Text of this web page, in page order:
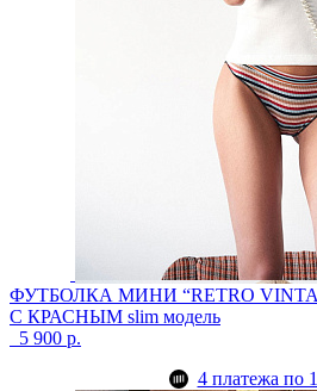
ФУТБОЛКА МИНИ “RETRO
С КРАСНЫМ slim модель
5 900 р.
4 платежа по